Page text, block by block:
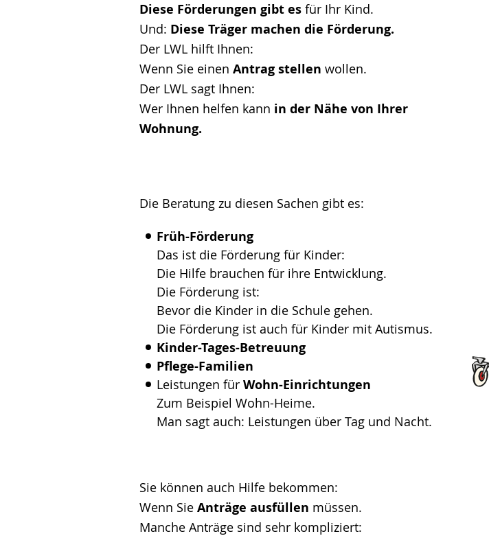
Diese Förderungen gibt es für Ihr Kind.
Und: Diese Träger machen die Förderung.
Der LWL hilft Ihnen:
Wenn Sie einen Antrag stellen wollen.
Der LWL sagt Ihnen:
Wer Ihnen helfen kann in der Nähe von Ihrer
Wohnung.
Die Beratung zu diesen Sachen gibt es:
Früh-Förderung
Das ist die Förderung für Kinder:
Die Hilfe brauchen für ihre Entwicklung.
Die Förderung ist:
Bevor die Kinder in die Schule gehen.
Die Förderung ist auch für Kinder mit Autismus.
Kinder-Tages-Betreuung
Pflege-Familien
Leistungen für Wohn-Einrichtungen
Zum Beispiel Wohn-Heime.
Man sagt auch: Leistungen über Tag und Nacht.
Sie können auch Hilfe bekommen:
Wenn Sie Anträge ausfüllen müssen.
Manche Anträge sind sehr kompliziert: